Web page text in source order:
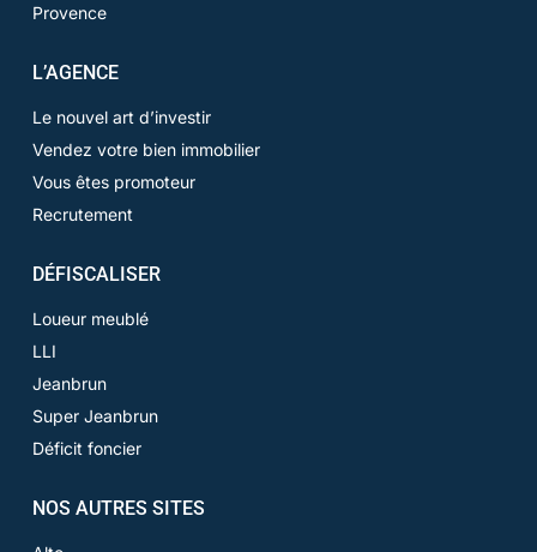
Provence
L’AGENCE
Le nouvel art d’investir
Vendez votre bien immobilier
Vous êtes promoteur
Recrutement
DÉFISCALISER
Loueur meublé
LLI
Jeanbrun
Super Jeanbrun
Déficit foncier
NOS AUTRES SITES